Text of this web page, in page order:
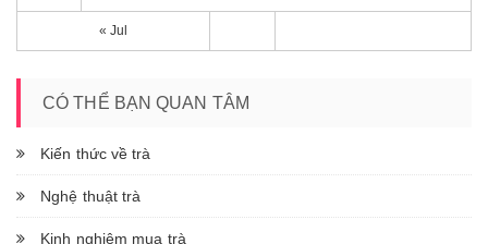
« Jul
CÓ THỂ BẠN QUAN TÂM
Kiến thức về trà
Nghệ thuật trà
Kinh nghiệm mua trà